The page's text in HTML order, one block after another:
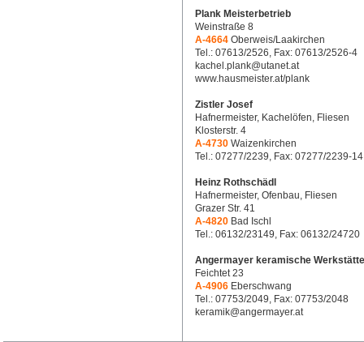
Plank Meisterbetrieb
Weinstraße 8
A-4664 Oberweis/Laakirchen
Tel.: 07613/2526, Fax: 07613/2526-4
kachel.plank@utanet.at
www.hausmeister.at/plank
Zistler Josef
Hafnermeister, Kachelöfen, Fliesen
Klosterstr. 4
A-4730 Waizenkirchen
Tel.: 07277/2239, Fax: 07277/2239-14
Heinz Rothschädl
Hafnermeister, Ofenbau, Fliesen
Grazer Str. 41
A-4820 Bad Ischl
Tel.: 06132/23149, Fax: 06132/24720
Angermayer keramische Werkstätte
Feichtet 23
A-4906 Eberschwang
Tel.: 07753/2049, Fax: 07753/2048
keramik@angermayer.at